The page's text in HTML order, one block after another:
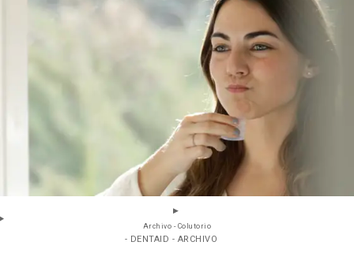
Archivo - Colutorio
- DENTAID - ARCHIVO